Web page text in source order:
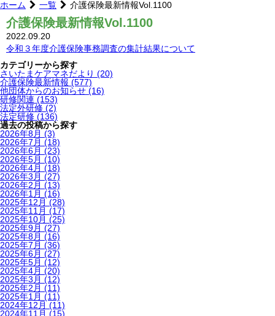
ホーム 一覧 介護保険最新情報Vol.1100
介護保険最新情報Vol.1100
2022.09.20
令和３年度介護保険事務調査の集計結果について
カテゴリーから探す
さいたまケアマネだより (20)
介護保険最新情報 (577)
他団体からのお知らせ (16)
研修関連 (153)
法定外研修 (2)
法定研修 (136)
過去の投稿から探す
2026年8月 (3)
2026年7月 (18)
2026年6月 (23)
2026年5月 (10)
2026年4月 (18)
2026年3月 (27)
2026年2月 (13)
2026年1月 (16)
2025年12月 (28)
2025年11月 (17)
2025年10月 (25)
2025年9月 (27)
2025年8月 (16)
2025年7月 (36)
2025年6月 (27)
2025年5月 (12)
2025年4月 (20)
2025年3月 (12)
2025年2月 (11)
2025年1月 (11)
2024年12月 (11)
2024年11月 (15)